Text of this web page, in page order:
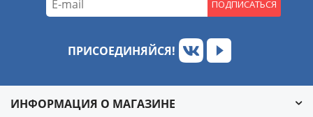
ПОДПИСАТЬСЯ
ПРИСОЕДИНЯЙСЯ!
ИНФОРМАЦИЯ О МАГАЗИНЕ